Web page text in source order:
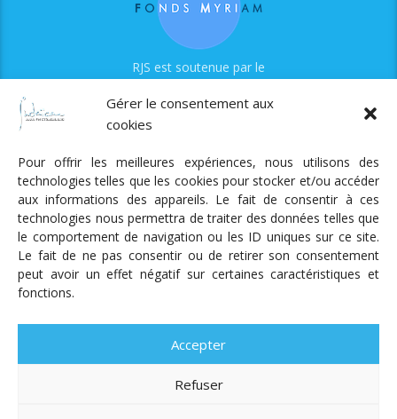
Gérer le consentement aux
cookies
Pour offrir les meilleures expériences, nous utilisons des
technologies telles que les cookies pour stocker et/ou accéder
aux informations des appareils. Le fait de consentir à ces
technologies nous permettra de traiter des données telles que
le comportement de navigation ou les ID uniques sur ce site.
Le fait de ne pas consentir ou de retirer son consentement
peut avoir un effet négatif sur certaines caractéristiques et
fonctions.
Accepter
Refuser
RJS est soutenue par le
Radio Judaica Strasbourg
Tous droits réservés
RADIO JUDAÏCA
ÉMISSIONS ET GRILLE DES PROGRAMMES
PODCASTS
UN DON
ADHÉRER MENTIONS LÉGALES
RÉAL.